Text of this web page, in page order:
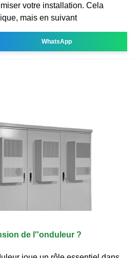
votre installation. Cela
mais en suivant
WhatsApp
de l''onduleur ?